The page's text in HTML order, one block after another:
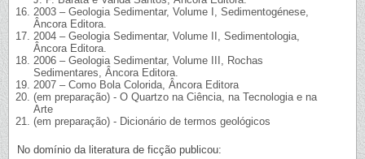
2003 – Geologia Sedimentar, Volume I, Sedimentogénese,
Âncora Editora.
2004 – Geologia Sedimentar, Volume II, Sedimentologia,
Âncora Editora.
2006 – Geologia Sedimentar, Volume III, Rochas
Sedimentares, Âncora Editora.
2007 – Como Bola Colorida, Âncora Editora
(em preparação) - O Quartzo na Ciência, na Tecnologia e na
Arte
(em preparação) - Dicionário de termos geológicos
No domínio da literatura de ficção publicou: